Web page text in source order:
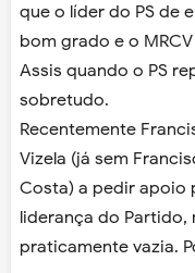
que o líder do PS de
bom grado e o
Assis quando o PS
sobretudo.
Recentemente
Vizela (já sem
Costa) a pedir apoio
liderança do Partido,
praticamente vazia.